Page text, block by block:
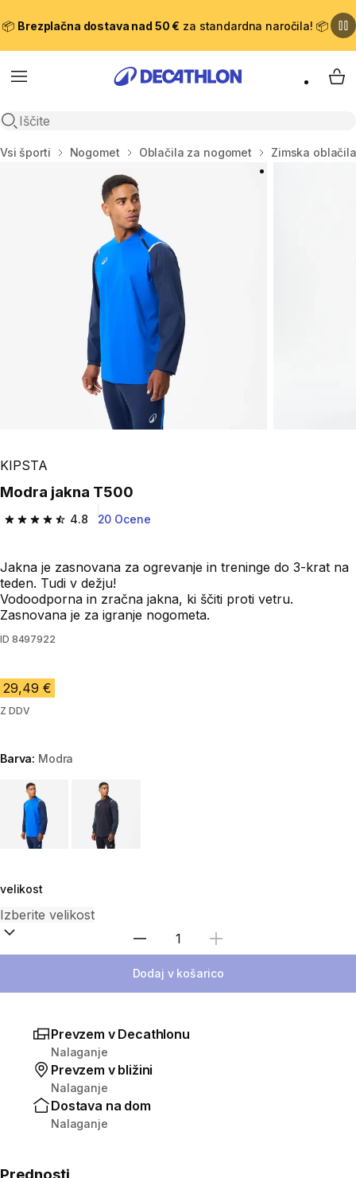
📦 Brezplačna dostava nad 50 € za standardna naročila! 📦
Meni
Odpri iskanje
Domov
Vsi športi Nogomet Oblačila za nogomet Zimska
KIPSTA
Modra jakna T500
4.8
4.8 od 5 zvezdic from 20 ocene
20 Ocene
Jakna je zasnovana za ogrevanje in treninge do 3-krat na
teden. Tudi v dežju!
Vodoodporna in zračna jakna, ki ščiti proti vetru.
Zasnovana je za igranje nogometa.
ID 8497922
29,49 €
Z DDV
Barva: Modra
Choose a variant
velikost
Izberite količino
Dodaj v košarico
Prevzem v Decathlonu
Nalaganje
Prevzem v bližini
Nalaganje
Dostava na dom
Nalaganje
Prednosti